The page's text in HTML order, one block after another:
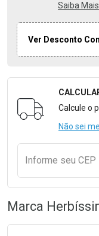
Saiba Mais
Ver Desconto
Formulário
Calcule o
Não sei
Informe seu CEP
Marca